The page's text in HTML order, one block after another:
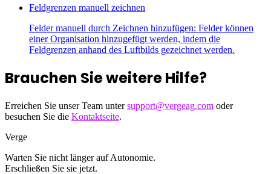
Feldgrenzen manuell zeichnen
Felder manuell durch Zeichnen hinzufügen: Felder können
einer Organisation hinzugefügt werden, indem die
Feldgrenzen anhand des Luftbilds gezeichnet werden.
Brauchen Sie weitere Hilfe?
Erreichen Sie unser Team untersupport@vergeag.com oder
besuchen Sie die Kontaktseite.
Verge
Warten Sie nicht länger auf Autonomie.
Erschließen Sie sie jetzt.